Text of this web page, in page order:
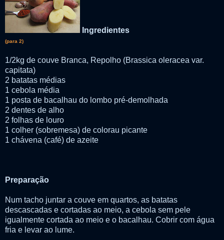
Ingredientes
(para 2)
1/2kg de couve Branca, Repolho (Brassica oleracea var.
capitata)
2 batatas médias
1 cebola média
1 posta de bacalhau do lombo pré-demolhada
2 dentes de alho
2 folhas de louro
1 colher (sobremesa) de colorau picante
1 chávena (café) de azeite
Preparação
Num tacho juntar a couve em quartos, as batatas
descascadas e cortadas ao meio, a cebola sem pele
igualmente cortada ao meio e o bacalhau. Cobrir com água
fria e levar ao lume.